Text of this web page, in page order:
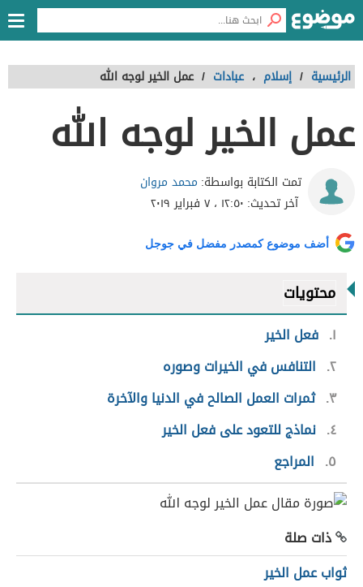
الرئيسية / إسلام ، عبادات / عمل الخير لوجه الله
عمل الخير لوجه الله
تمت الكتابة بواسطة: محمد مروان
آخر تحديث: ١٢:٥٠ ، ٧ فبراير ٢٠١٩
أضف موضوع كمصدر مفضل في جوجل
محتويات
١ فعل الخير
٢ التنافس في الخيرات وصوره
٣ ثمرات العمل الصالح في الدنيا والآخرة
٤ نماذج للتعود على فعل الخير
٥
المراجع
ذات صلة
ثواب عمل الخير